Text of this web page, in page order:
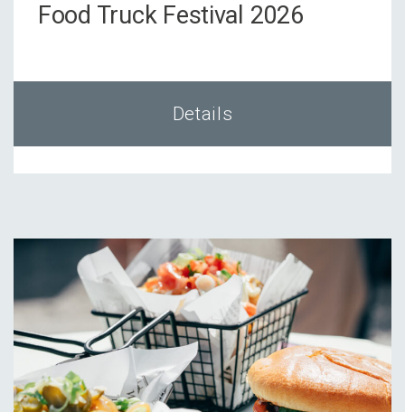
Food Truck Festi­val 2026
Details